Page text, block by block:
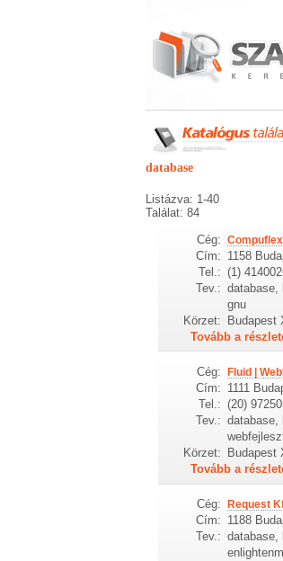
database
Listázva: 1-40
Találat: 84
Cég:
Cím: 1158
Tel.: (1)
Tev.: database,
gnu
Körzet: Budapest
Tovább a
Cég: Fluid |
Cím: 1111
Tel.: (20)
Tev.: database,
Körzet:
Budapest
Tovább a
Cég: Request
Cím: 1188
Tev.: database,